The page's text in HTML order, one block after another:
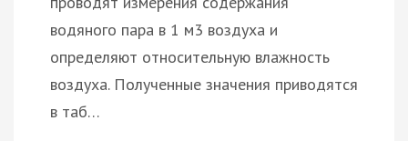
водяного пара в 1 м3 воздуха и
определяют относительную влажность
воздуха. Полученные значения приводятся
в таб…